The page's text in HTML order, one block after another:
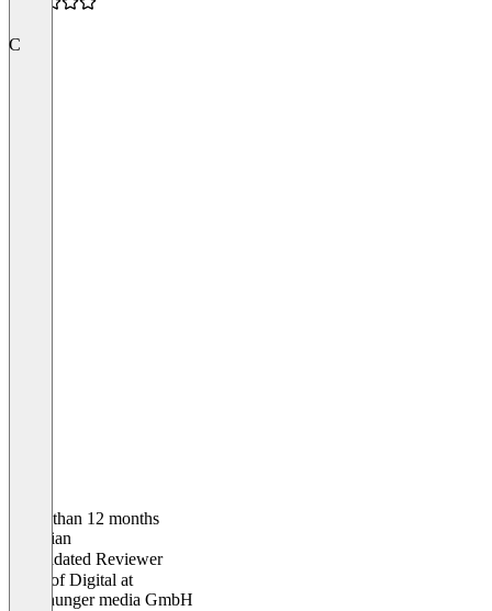
C
Older than 12 months
Christian
Validated Reviewer
Head of Digital at
ideenhunger media GmbH